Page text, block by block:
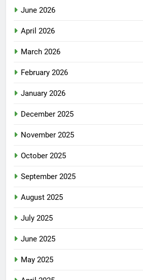
June 2026
April 2026
March 2026
February 2026
January 2026
December 2025
November 2025
October 2025
September 2025
August 2025
July 2025
June 2025
May 2025